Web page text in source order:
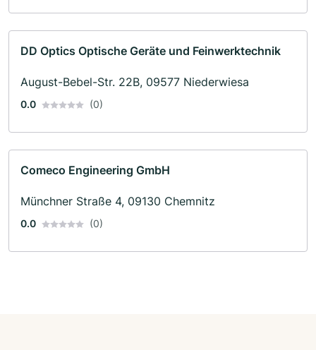
DD Optics Optische Geräte und Feinwerktechnik
August-Bebel-Str. 22B, 09577 Niederwiesa
0.0 (0)
Comeco Engineering GmbH
Münchner Straße 4, 09130 Chemnitz
0.0 (0)